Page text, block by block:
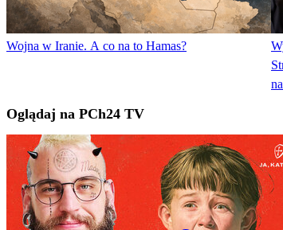
Wojna w Iranie. A co na to Hamas?
Oglądaj na PCh24 TV